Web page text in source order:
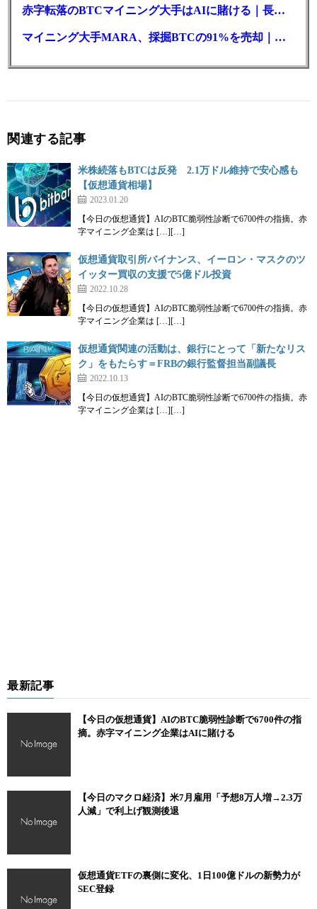
赤字転落のBTCマイニング大手はAIに賭ける｜長期負債17.8億ドル
マイニング大手MARA、採掘BTCの91%を売却｜純損失6億ドル
関連する記事
米株続落もBTCは反発 2.1万ドル維持で安心感も
【仮想通貨相場】
2023.01.20
【今日の仮想通貨】AIのBTC脆弱性診断で6700件の指摘。赤
字マイニング企業は […][…]
仮想通貨取引所バイナンス、イーロン・マスクのツ
イッター買収の支援で5億ドル投資
2022.10.28
【今日の仮想通貨】AIのBTC脆弱性診断で6700件の指摘。赤
字マイニング企業は […][…]
仮想通貨関連の活動は、銀行にとって「新たなリス
ク」をもたらす＝FRBの銀行監督担当副議長
2022.10.13
【今日の仮想通貨】AIのBTC脆弱性診断で6700件の指摘。赤
字マイニング企業は […][…]
最新記事
【今日の仮想通貨】AIのBTC脆弱性診断で6700件の指
摘。赤字マイニング企業はAIに賭ける
【今日のマクロ経済】米7月雇用「予想8万人増→2.3万
人減」で利上げ観測後退
仮想通貨ETFの裏側に変化、1日100億ドルの新勢力が
SEC登録